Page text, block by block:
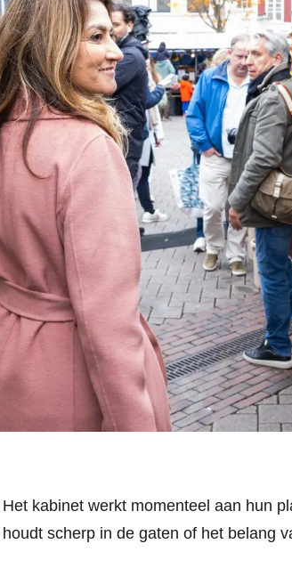
Het kabinet werkt momenteel aan hun
houdt scherp in de gaten of het belang